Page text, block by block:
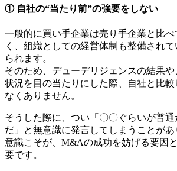
① 自社の“当たり前”の強要をしない
一般的に買い手企業は売り手企業と比べ
く、組織としての経営体制も整備され
られます。
そのため、デューデリジェンスの結果
状況を目の当たりにした際、自社と比
なくありません。
そうした際に、つい「〇〇ぐらいが普
だ」と無意識に発言してしまうことが
意識こそが、M&Aの成功を妨げる要因
要です。